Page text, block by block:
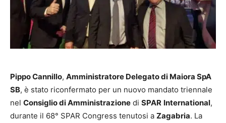
Pippo Cannillo, Amministratore Delegato di Maiora SpA
SB, è stato riconfermato per un nuovo mandato triennale
nel Consiglio di Amministrazione di SPAR International,
durante il 68° SPAR Congress tenutosi a Zagabria. La